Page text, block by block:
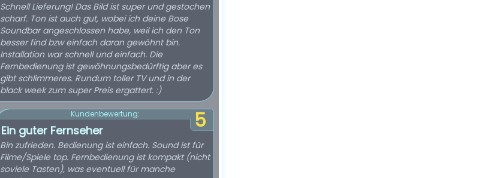
Schnell Lieferung! Das Bild ist super und gestochen
scharf. Ton ist auch gut, wobei ich deine Bose
Soundbar angeschlossen habe, weil ich den Ton
besser find bzw einfach daran gewöhnt bin.
Installation war schnell und einfach. Die
Fernbedienung ist gewöhnungsbedürftig aber es
gibt schlimmeres. Rundum toller TV und in der
black week zum super Preis ergattert. :)
5
Kundenbewertung:
Ein guter Fernseher
Bin zufrieden. Bedienung ist einfach. Sound ist für
Filme/Spiele top. Fernbedienung ist kompakt (nicht
soviele Tasten), was eventuell für manche